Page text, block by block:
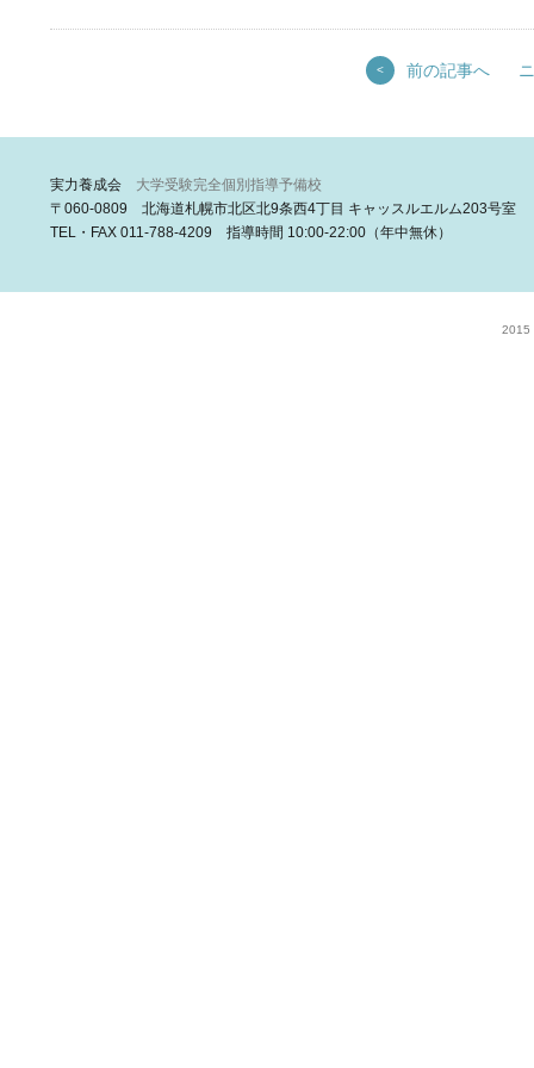
< 前の記事へ
実力養成会 大学受験完全個別指導予備校
〒060-0809 北海道札幌市北区北9条西4丁目 キャッスルエルム203号室
TEL・FAX 011-788-4209 指導時間 10:00-22:00（年中無休）
2015